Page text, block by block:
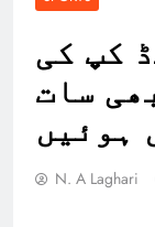
کپ کی
سات
ہوئیں
N. A Laghari